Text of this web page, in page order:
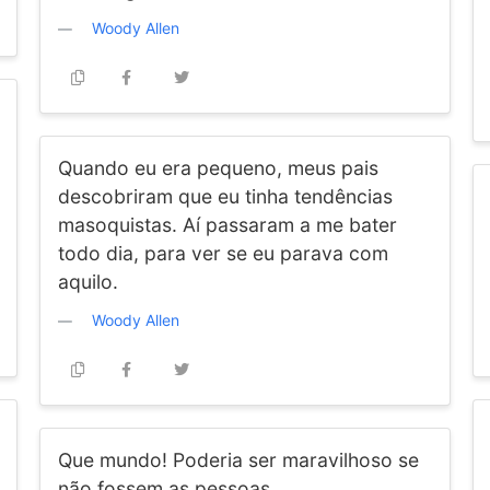
Woody Allen
Quando eu era pequeno, meus pais
descobriram que eu tinha tendências
masoquistas. Aí passaram a me bater
todo dia, para ver se eu parava com
aquilo.
Woody Allen
Que mundo! Poderia ser maravilhoso se